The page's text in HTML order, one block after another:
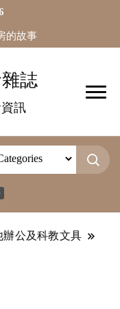
的故事
誌
訊
辦公及科教文具